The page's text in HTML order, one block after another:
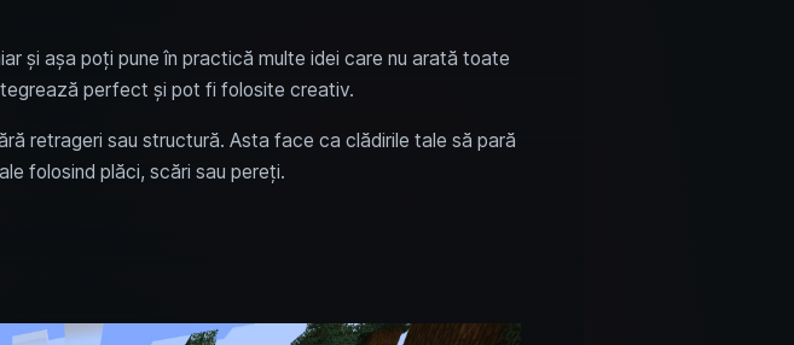
și așa poți pune în practică multe idei care nu arată toate
perfect și pot fi folosite creativ.
retrageri sau structură. Asta face ca clădirile tale să pară
folosind plăci, scări sau pereți.